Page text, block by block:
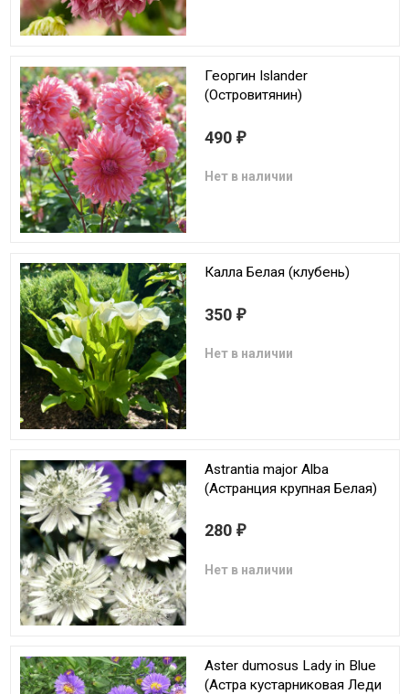
Георгин Islander
(Островитянин)
490 ₽
Нет в наличии
Калла Белая (клубень)
350 ₽
Нет в наличии
Astrantia major Alba
(Астранция крупная Белая)
280 ₽
Нет в наличии
Aster dumosus Lady in Blue
(Астра кустарниковая Леди